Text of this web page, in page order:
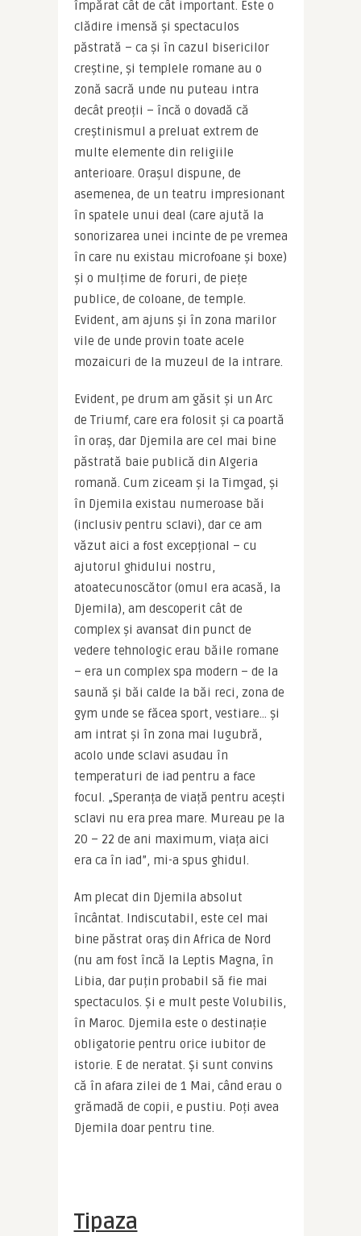
împărat cât de cât important. Este o
clădire imensă și spectaculos
păstrată – ca și în cazul bisericilor
creștine, și templele romane au o
zonă sacră unde nu puteau intra
decât preoții – încă o dovadă că
creștinismul a preluat extrem de
multe elemente din religiile
anterioare. Orașul dispune, de
asemenea, de un teatru impresionant
în spatele unui deal (care ajută la
sonorizarea unei incinte de pe vremea
în care nu existau microfoane și boxe)
și o mulțime de foruri, de piețe
publice, de coloane, de temple.
Evident, am ajuns și în zona marilor
vile de unde provin toate acele
mozaicuri de la muzeul de la intrare.
Evident, pe drum am găsit și un Arc
de Triumf, care era folosit și ca poartă
în oraș, dar Djemila are cel mai bine
păstrată baie publică din Algeria
romană. Cum ziceam și la Timgad, și
în Djemila existau numeroase băi
(inclusiv pentru sclavi), dar ce am
văzut aici a fost excepțional – cu
ajutorul ghidului nostru,
atoatecunoscător (omul era acasă, la
Djemila), am descoperit cât de
complex și avansat din punct de
vedere tehnologic erau băile romane
– era un complex spa modern – de la
saună și băi calde la băi reci, zona de
gym unde se făcea sport, vestiare… și
am intrat și în zona mai lugubră,
acolo unde sclavi asudau în
temperaturi de iad pentru a face
focul. „Speranța de viață pentru acești
sclavi nu era prea mare. Mureau pe la
20 – 22 de ani maximum, viața aici
era ca în iad”, mi-a spus ghidul.
Am plecat din Djemila absolut
încântat. Indiscutabil, este cel mai
bine păstrat oraș din Africa de Nord
(nu am fost încă la Leptis Magna, în
Libia, dar puțin probabil să fie mai
spectaculos. Și e mult peste Volubilis,
în Maroc. Djemila este o destinație
obligatorie pentru orice iubitor de
istorie. E de neratat. Și sunt convins
că în afara zilei de 1 Mai, când erau o
grămadă de copii, e pustiu. Poți avea
Djemila doar pentru tine.
Tipaza